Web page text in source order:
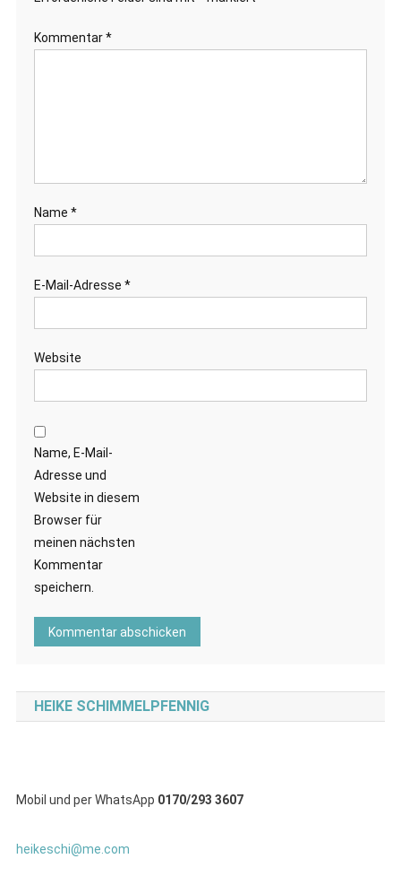
Kommentar*
Name *
E-Mail-Adresse *
Website
Name, E-Mail-
Adresse und
Website in diesem
Browser für
meinen nächsten
Kommentar
speichern.
HEIKE SCHIMMELPFENNIG
Mobil und per WhatsApp 0170/293 3607
heikeschi@me.com